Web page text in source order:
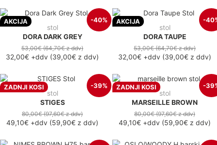
AKCIJA -40%
stol
DORA DARK GREY
53,00€(64,70€z ddv)
32,00€ +ddv (39,00€ z ddv)
AKCIJA -
stol
DORA TAUPE
53,00€(64,70€z ddv)
32,00€ +ddv (39,00€ z ddv)
ZADNJI KOSI -39%
stol
STIGES
80,00€(97,60€z ddv)
49,10€ +ddv (59,90€ z ddv)
ZADNJI KOSI -
stol
MARSEILLE BROWN
80,00€(97,60€z ddv)
49,10€ +ddv (59,90€ z ddv)